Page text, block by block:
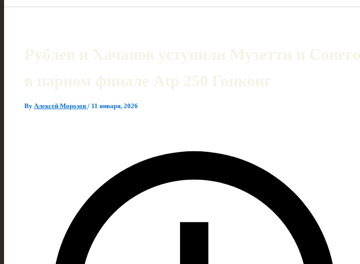
Рублев и Хачанов уступили Музетти и Сонего
в парном финале Atp 250 Гонконг
By Алексей Морозов / 11 января, 2026